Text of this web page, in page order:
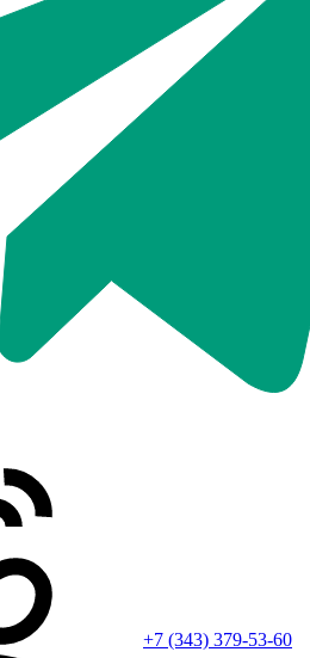
+7 (343) 379-53-60